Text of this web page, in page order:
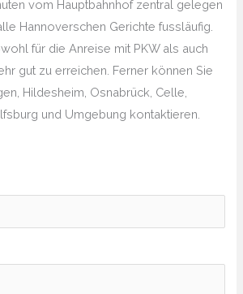
vom Hauptbahnhof zentral gelegen
Hannoverschen Gerichte fussläufig.
für die Anreise mit PKW als auch
gut zu erreichen. Ferner können Sie
Hildesheim, Osnabrück, Celle,
und Umgebung kontaktieren.
leer.